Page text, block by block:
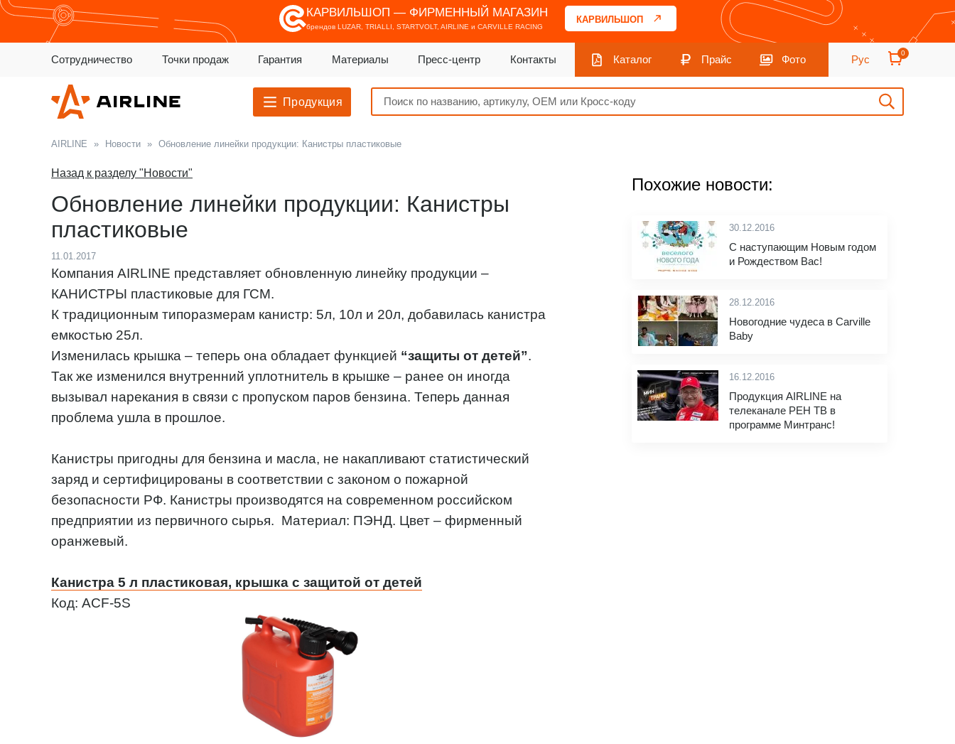
КАРВИЛЬШОП — ФИРМЕННЫЙ МАГАЗИН
брендов LUZAR, TRIALLI, STARTVOLT, AIRLINE и CARVILLE RACING
КАРВИЛЬШОП
Сотрудничество Точки продаж Гарантия Материалы Пресс-центр Контакты Каталог Прайс Фото Рус
0
Продукция
AIRLINE » Новости » Обновление линейки продукции: Канистры пластиковые
Назад к разделу "Новости"
Обновление линейки продукции: Канистры
пластиковые
11.01.2017
Компания AIRLINE представляет обновленную линейку продукции –
КАНИСТРЫ пластиковые для ГСМ.
К традиционным типоразмерам канистр: 5л, 10л и 20л, добавилась канистра
емкостью 25л.
Изменилась крышка – теперь она обладает функцией “защиты от детей”.
Так же изменился внутренний уплотнитель в крышке – ранее он иногда
вызывал нарекания в связи с пропуском паров бензина. Теперь данная
проблема ушла в прошлое.
Канистры пригодны для бензина и масла, не накапливают статистический
заряд и сертифицированы в соответствии с законом о пожарной
безопасности РФ. Канистры производятся на современном российском
предприятии из первичного сырья. Материал: ПЭНД. Цвет – фирменный
оранжевый.
Канистра 5 л пластиковая, крышка с защитой от детей
Код: ACF-5S
Похожие новости:
30.12.2016
С наступающим Новым годом
и Рождеством Вас!
28.12.2016
Новогодние чудеса в Carville
Baby
16.12.2016
Продукция AIRLINE на
телеканале РЕН ТВ в
программе Минтранс!